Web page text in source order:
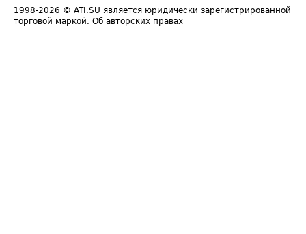
1998-2026 © ATI.SU является юридически зарегистрированной
торговой маркой. Об авторских правах